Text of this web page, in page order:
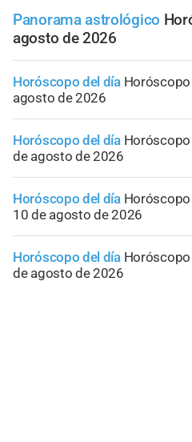
Panorama astrológico
agosto de 2026
Horóscopo del día Horóscopo
agosto de 2026
Horóscopo del día Horóscopo
de agosto de 2026
Horóscopo del día Horóscopo
10 de agosto de 2026
Horóscopo del día Horóscopo
de agosto de 2026